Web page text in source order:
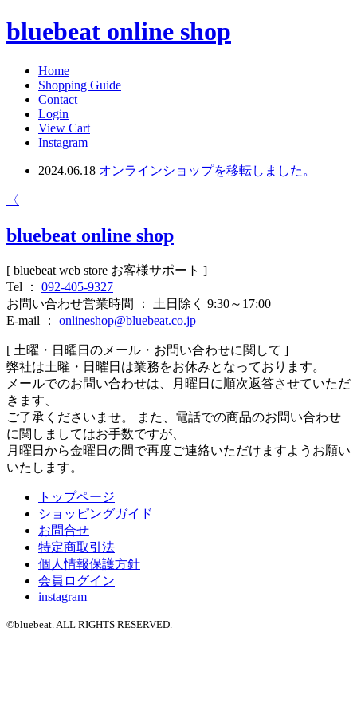
bluebeat online shop
Home
Shopping Guide
Contact
Login
View Cart
Instagram
2024.06.18 オンラインショップを移転しました。
〈
bluebeat online shop
[ bluebeat web store お客様サポート ]
Tel ： 092-405-9327
お問い合わせ営業時間 ： 土日除く 9:30～17:00
E-mail ： onlineshop@bluebeat.co.jp
[ 土曜・日曜日のメール・お問い合わせに関して ]
弊社は土曜・日曜日は業務をお休みとなっております。
メールでのお問い合わせは、月曜日に順次返答させていただ
きます、
ご了承くださいませ。 また、電話での商品のお問い合わせ
に関しましてはお手数ですが、
月曜日から金曜日の間で再度ご連絡いただけますようお願い
いたします。
トップページ
ショッピングガイド
お問合せ
特定商取引法
個人情報保護方針
会員ログイン
instagram
©bluebeat. ALL RIGHTS RESERVED.